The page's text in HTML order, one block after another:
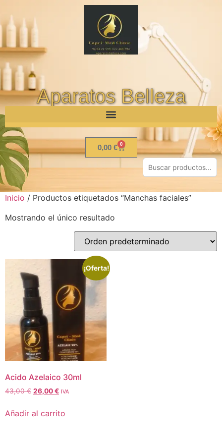
Aparatos Belleza
0,00 € 0
Inicio / Productos etiquetados “Manchas faciales”
Mostrando el único resultado
¡Oferta!
Acido Azelaico 30ml
43,00€ 26,00€ IVA
Añadir al carrito